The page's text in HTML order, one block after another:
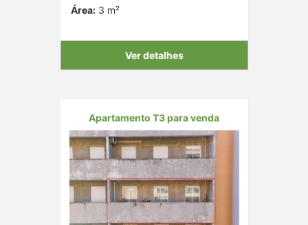
Área:3 m²
Ver detalhes
Apartamento T3 para venda